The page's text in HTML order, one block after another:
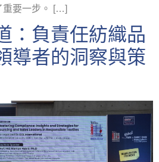
重要一步。 […]
：負責任紡織品
導者的洞察與策